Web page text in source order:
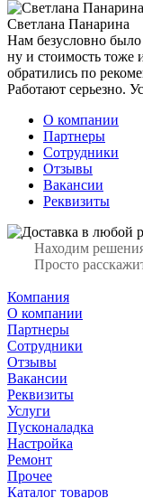
Светлана Панарина
Нам безусловно было
ну и стоимость тоже
обратились по
Работают серьезно.
О компании
Партнеры
Сотрудники
Отзывы
Вакансии
Реквизиты
Находим
Просто
Компания
О компании
Партнеры
Сотрудники
Отзывы
Вакансии
Реквизиты
Услуги
Пусконаладка
Настройка
Ремонт
Прочее
Каталог товаров